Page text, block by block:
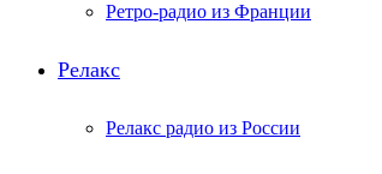
Ретро-радио из Франции
Релакс
Релакс радио из России